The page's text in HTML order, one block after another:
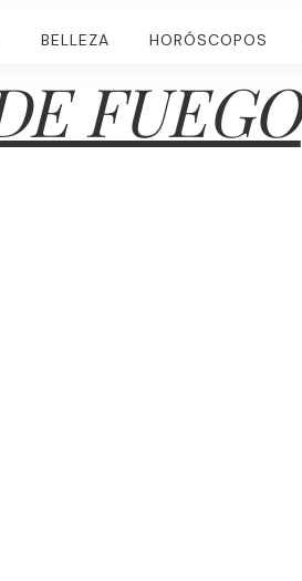
BELLEZA HORÓSCOPOS
FUEGO